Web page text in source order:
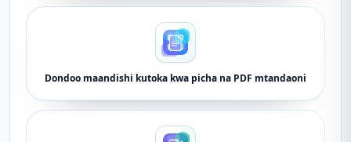
Dondoo maandishi kutoka kwa picha na PDF mtandaoni